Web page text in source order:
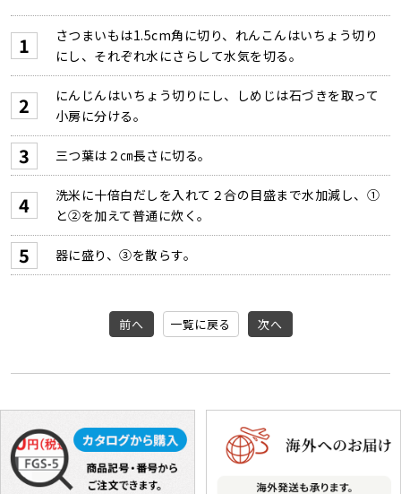
さつまいもは1.5cm角に切り、れんこんはいちょう切り
にし、それぞれ水にさらして水気を切る。
にんじんはいちょう切りにし、しめじは石づきを取って
小房に分ける。
三つ葉は２㎝長さに切る。
洗米に十倍白だしを入れて２合の目盛まで水加減し、①
と②を加えて普通に炊く。
器に盛り、③を散らす。
前へ 一覧に戻る 次へ